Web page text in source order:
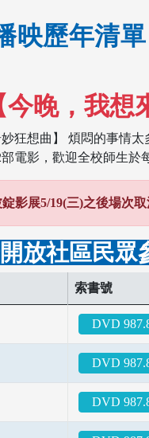
映歷年清單
今晚，我想
狂想曲】 煩悶的事情
電影，歡迎全校師生於
影展5/19(三)之後場次取
放社區民眾
索書號
DVD
DVD
DVD